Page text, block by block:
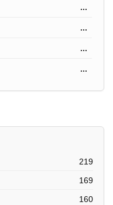
...
...
...
...
219
169
160